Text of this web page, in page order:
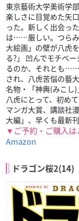
東京藝術大学美術学
楽しさに目覚めた矢
った。新しく出会っ
は……厳しい。つらみ
大絵画」の壁が八虎
る?」 凹んでモチベ
るのか、それとも
され、八虎苦悩の藝
名物・「神輿(みこし
八虎にとって、初め
マンガ大賞、講談社
大編」、早くも最新
▼ご予約・ご購入は
Amazon
ドラゴン桜2(14)